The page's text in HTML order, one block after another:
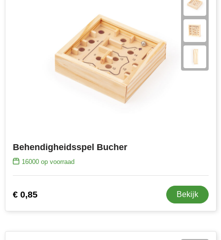
Behendigheidsspel Bucher
16000op voorraad
€ 0,85 Bekijk